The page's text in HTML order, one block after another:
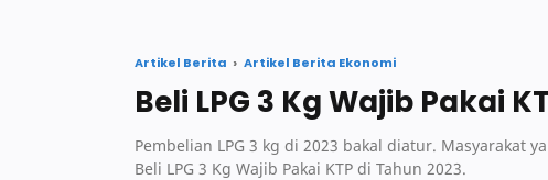
Artikel Berita Artikel Berita Ekonomi
Beli LPG 3 Kg Wajib Pakai
Pembelian LPG 3 kg di 2023 bakal diatur. Masyarakat
Beli LPG 3 Kg Wajib Pakai KTP di Tahun 2023.